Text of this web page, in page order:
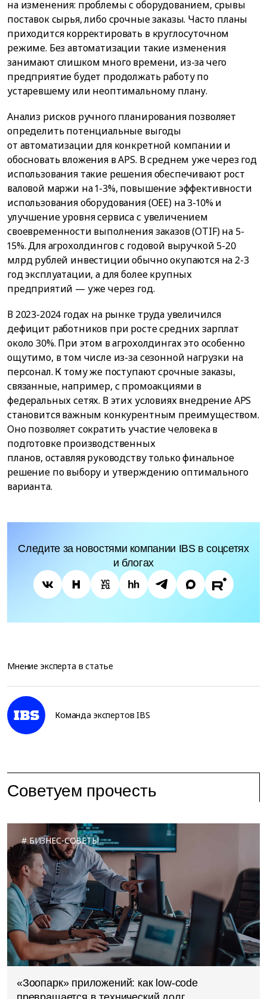
на изменения: проблемы с оборудованием, срывы
поставок сырья, либо срочные заказы. Часто планы
приходится корректировать в круглосуточном
режиме. Без автоматизации такие изменения
занимают слишком много времени, из-за чего
предприятие будет продолжать работу по
устаревшему или неоптимальному плану.
Анализ рисков ручного планирования позволяет
определить потенциальные выгоды
от автоматизации для конкретной компании и
обосновать вложения в APS. В среднем уже через год
использования такие решения обеспечивают рост
валовой маржи на 1-3%, повышение эффективности
использования оборудования (OEE) на 3-10% и
улучшение уровня сервиса с увеличением
своевременности выполнения заказов (OTIF) на 5-
15%. Для агрохолдингов с годовой выручкой 5-20
млрд рублей инвестиции обычно окупаются на 2-3
год эксплуатации, а для более крупных
предприятий — уже через год.
В 2023-2024 годах на рынке труда увеличился
дефицит работников при росте средних зарплат
около 30%. При этом в агрохолдингах это особенно
ощутимо, в том числе из-за сезонной нагрузки на
персонал. К тому же поступают срочные заказы,
связанные, например, с промоакциями в
федеральных сетях. В этих условиях внедрение APS
становится важным конкурентным преимуществом.
Оно позволяет сократить участие человека в
подготовке производственных
планов, оставляя руководству только финальное
решение по выбору и утверждению оптимального
варианта.
Следите за новостями компании IBS в соцсетях
и блогах
Мнение эксперта в статье
Команда экспертов IBS
Советуем прочесть
БИЗНЕС-СОВЕТЫ
«Зоопарк» приложений: как low-code